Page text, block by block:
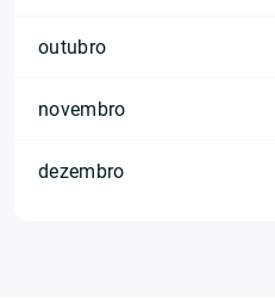
outubro
novembro
dezembro